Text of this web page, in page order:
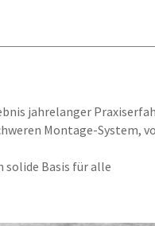
jahrelanger
Montage-System,
solide Basis für alle